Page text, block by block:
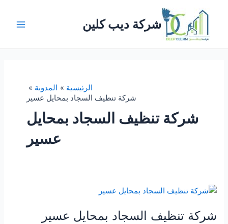
شركة ديب كلين
الرئيسية
المدونة
شركة تنظيف السجاد بمحايل عسير
شركة تنظيف السجاد بمحايل
عسير
شركة تنظيف السجاد بمحايل عسير